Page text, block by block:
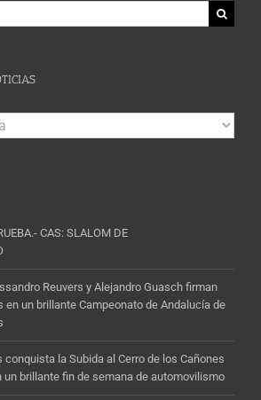
CAS: SLALOM DE
Reuvers y Alejandro Guasch firman
en un brillante Campeonato de Andalucía de
la Subida al Cerro de los Cañones
un brillante fin de semana de automovilismo